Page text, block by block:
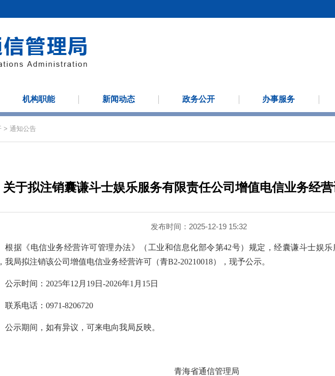
机构职能 新闻动态 政务公开 办事服务
> 通知公告
关于拟注销囊谦斗士娱乐服务有限责任公司增值电信业务经
发布时间：2025-12-19 15:32
根据《电信业务经营许可管理办法》（工业和信息化部令第42号）规定，经囊谦斗士娱
我局拟注销该公司增值电信业务经营许可（青B2-20210018），现予公示。
公示时间：2025年12月19日-2026年1月15日
联系电话：0971-8206720
公示期间，如有异议，可来电向我局反映。
青海省通信管理局